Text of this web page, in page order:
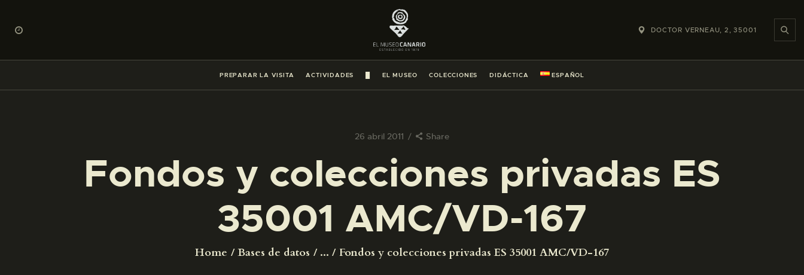
DOCTOR VERNEAU, 2, 35001
PREPARAR LA VISITA ACTIVIDADES EL MUSEO COLECCIONES DIDÁCTICA ESPAÑOL
26 abril 2011 Share
Fondos y colecciones privadas ES
35001 AMC/VD-167
Home Bases de datos ... Fondos y colecciones privadas ES 35001 AMC/VD-167
PREPARAR LA VISITA
ACTIVIDADES
█
COLECCIONES
DIDÁCTICA
ESPAÑOL